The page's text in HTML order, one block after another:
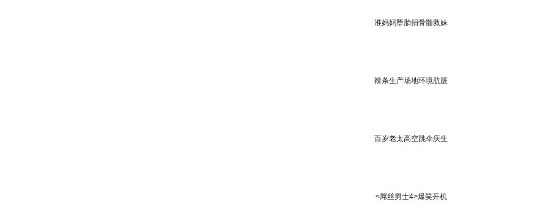
准妈妈堕胎捐骨髓救妹
辣条生产场地环境肮脏
百岁老太高空跳伞庆生
<屌丝男士4>爆笑开机